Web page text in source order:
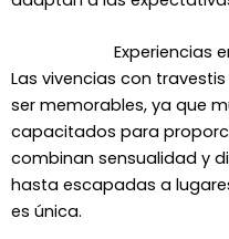
Experiencias
Las vivencias con
ser memorables, ya que
capacitados para
combinan sensualidad y
hasta escapadas a
es única.